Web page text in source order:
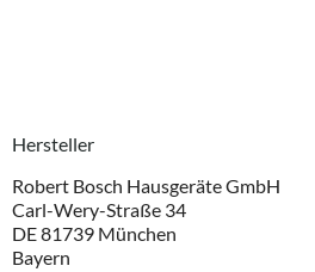
Hersteller
Robert Bosch Hausgeräte GmbH
Carl-Wery-Straße 34
DE 81739 München
Bayern